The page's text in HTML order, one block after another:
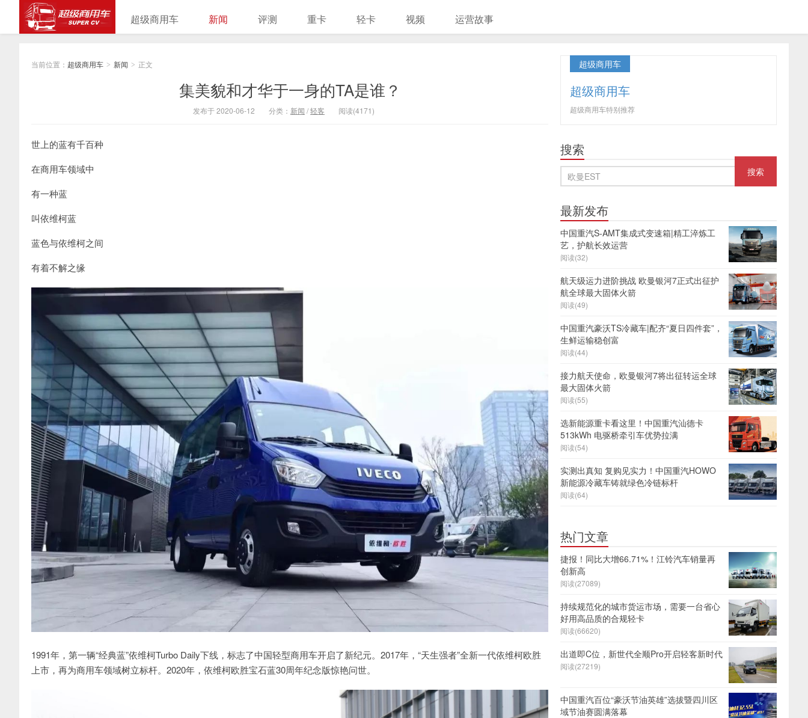
超级商用车 新闻 评测 重卡 轻卡 视频 运营故事
当前位置： 超级商用车 > 新闻 > 正文
集美貌和才华于一身的TA是谁？
发布于 2020-06-12 分类： 新闻 /轻客 阅读(4171)
世上的蓝有千百种
在商用车领域中
有一种蓝
叫依维柯蓝
蓝色与依维柯之间
有着不解之缘
1991年，第一辆“经典蓝”依维柯Turbo Daily下线，标志了中国轻型商用车开启了新纪元。2017年，“天生强者”全新一代依维柯欧胜
上市，再为商用车领域树立标杆。2020年，依维柯欧胜宝石蓝30周年纪念版惊艳问世。
超级商用车
超级商用车
超级商用车特别推荐
搜索
最新发布
中国重汽S-AMT集成式变速箱|精工淬炼工
艺，护航长效运营
阅读(32)
航天级运力进阶挑战 欧曼银河7正式出征护
航全球最大固体火箭
阅读(49)
中国重汽豪沃TS冷藏车|配齐“夏日四件套”，
生鲜运输稳创富
阅读(44)
接力航天使命，欧曼银河7将出征转运全球
最大固体火箭
阅读(55)
选新能源重卡看这里！中国重汽汕德卡
513kWh 电驱桥牵引车优势拉满
阅读(54)
实测出真知 复购见实力！中国重汽HOWO
新能源冷藏车铸就绿色冷链标杆
阅读(64)
热门文章
捷报！同比大增66.71%！江铃汽车销量再
创新高
阅读(27089)
持续规范化的城市货运市场，需要一台省心
好用高品质的合规轻卡
阅读(66620)
出道即C位，新世代全顺Pro开启轻客新时代
阅读(27219)
中国重汽百位“豪沃节油英雄”选拔暨四川区
域节油赛圆满落幕